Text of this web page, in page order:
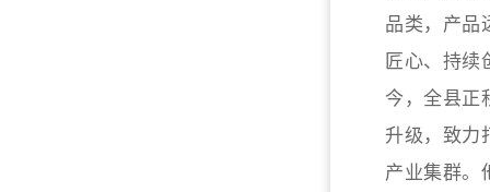
品类，产品
匠心、持
今，全县
升级，致力
产业集群。